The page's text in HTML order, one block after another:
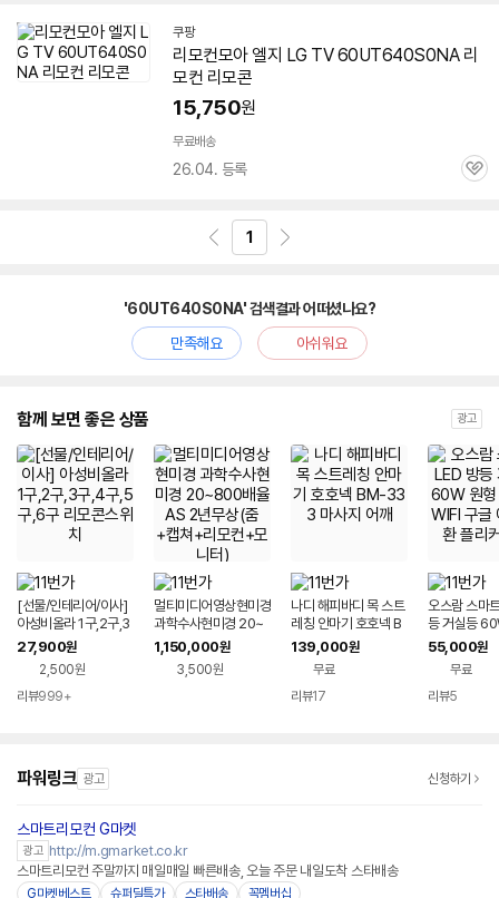
쿠팡
리모컨모아 엘지 LG TV60UT640S0NA리
모컨 리모콘
15,750원
무료배송
26.04. 등록
관
1
'60UT640S0NA' 검색결과 어떠셨나요?
만족해요
아쉬워요
함께 보면 좋은 상품 광고
[선물/인테리어/이사]
아성비올라 1구,2구,3
구,4구,5구,6구 리모
콘스위치
27,900원
2,500원
리뷰999+
멀티미디어영상현미경
과학수사현미경 20~
800배율 AS 2년무상
(줌+캡쳐+리모컨+모
니터)
1,150,000원
3,500원
나디 해피바디 목 스트
레칭 안마기 호호넥 B
M-333 마사지 어깨
139,000원
무료
리뷰17
오스람 스마
등 거실등
리모컨 WIFI
호환 플리커
55,000원
무료
리뷰5
파워링크 광고 신청하기
스마트리모컨 G마켓
광고 http://m.gmarket.co.kr
스마트리모컨 주말까지 매일매일 빠른배송, 오늘 주문 내일도착 스타배송
G마켓베스트 슈퍼딜특가 스타배송 꼭멤버십